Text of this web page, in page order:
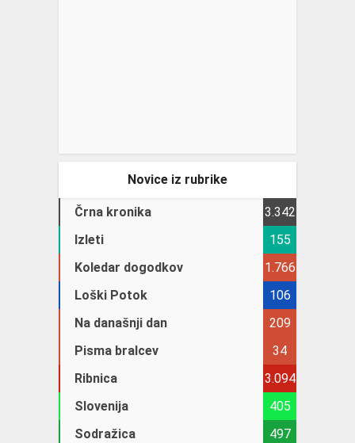
Novice iz rubrike
Črna kronika
3.342
Izleti
155
Koledar dogodkov
1.766
Loški Potok
106
Na današnji dan
209
Pisma bralcev
34
Ribnica
3.094
Slovenija
405
Sodražica
497